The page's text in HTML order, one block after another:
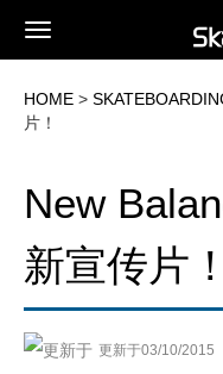
HOME >
片！
New
新宣传片！
更新于03/10/2015